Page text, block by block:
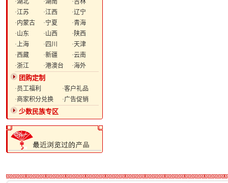
·湖北
·湖南
·吉林
·江苏
·江西
·辽宁
·内蒙古
·宁夏
·青海
·山东
·山西
·陕西
·上海
·四川
·天津
·西藏
·新疆
·云南
·浙江
·港澳台 ·海外
团购定制
·员工福利
·客户礼品
·商家积分兑换
·广告促销
少数民族专区